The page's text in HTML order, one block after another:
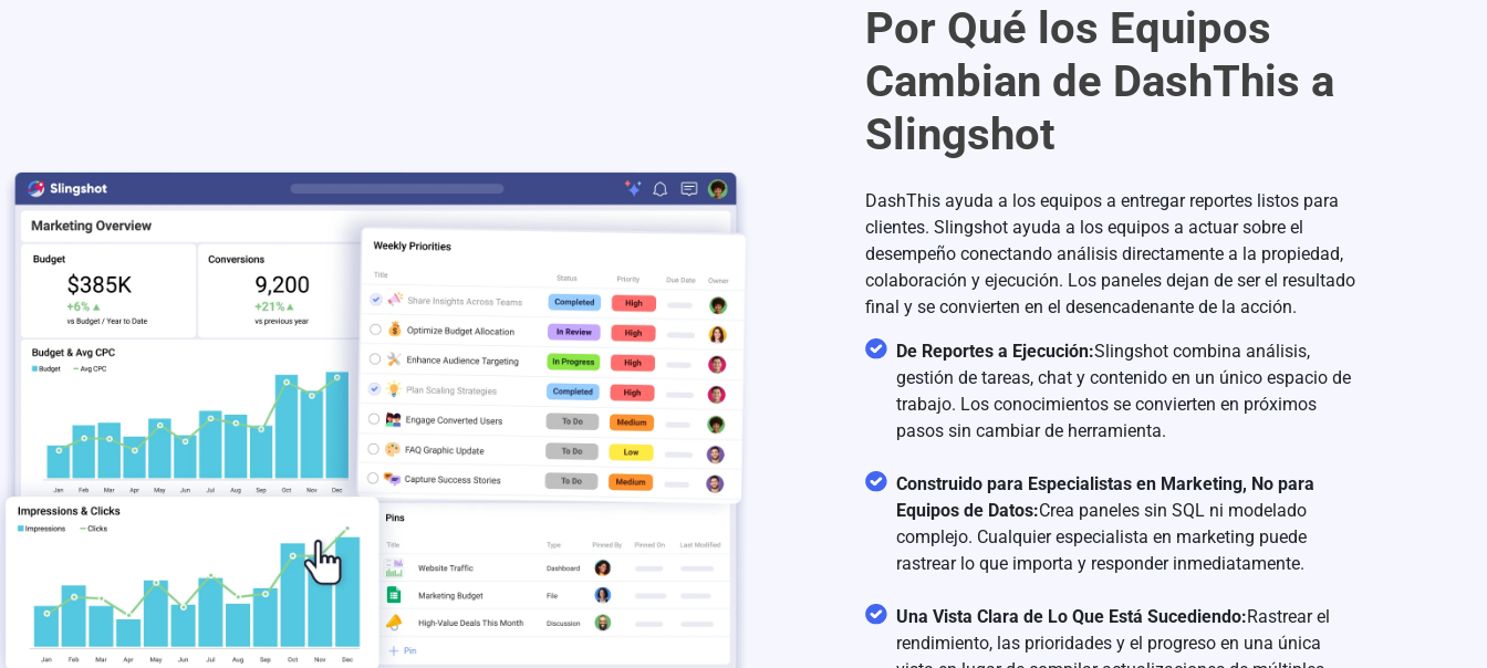
Por Qué los Equipos
Cambian de DashThis a
Slingshot
DashThis ayuda a los equipos a entregar reportes listos para
clientes. Slingshot ayuda a los equipos a actuar sobre el
desempeño conectando análisis directamente a la propiedad,
colaboración y ejecución. Los paneles dejan de ser el resultado
final y se convierten en el desencadenante de la acción.
De Reportes a Ejecución:Slingshot combina análisis,
gestión de tareas, chat y contenido en un único espacio de
trabajo. Los conocimientos se convierten en próximos
pasos sin cambiar de herramienta.
Construido para Especialistas en Marketing, No para
Equipos de Datos:Crea paneles sin SQL ni modelado
complejo. Cualquier especialista en marketing puede
rastrear lo que importa y responder inmediatamente.
Una Vista Clara de Lo Que Está Sucediendo:Rastrear el
rendimiento, las prioridades y el progreso en una única